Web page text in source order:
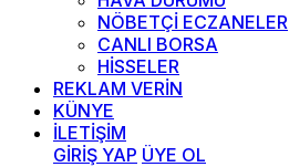
NÖBETÇİ ECZANELER
CANLI BORSA
HİSSELER
REKLAM VERİN
KÜNYE
İLETİŞİM
GİRİŞ YAP ÜYE OL